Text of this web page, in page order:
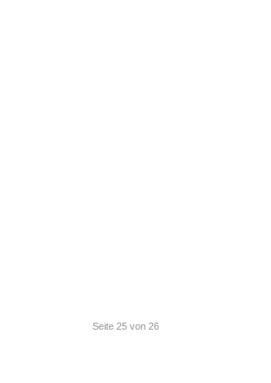
Seite 25 von 26